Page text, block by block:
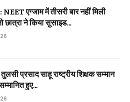
NEET एग्जाम में तीसरी बार नहीं मिली
ने किया सुसाइड…
प्रसाद साहू राष्ट्रीय शिक्षक सम्मान
हुए…